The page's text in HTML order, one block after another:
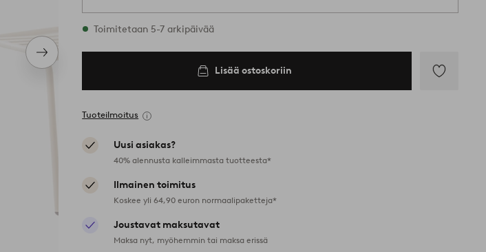
Seuraava
tuote
Varastossa
Toimitetaan 5-7 arkipäivää
Lisää ostoskoriin
Tuoteilmoitus
Uusi asiakas?
40% alennusta kalleimmasta tuotteesta*
Ilmainen toimitus
Koskee yli 64,90 euron normaalipaketteja*
Joustavat maksutavat
Maksa nyt, myöhemmin tai maksa erissä